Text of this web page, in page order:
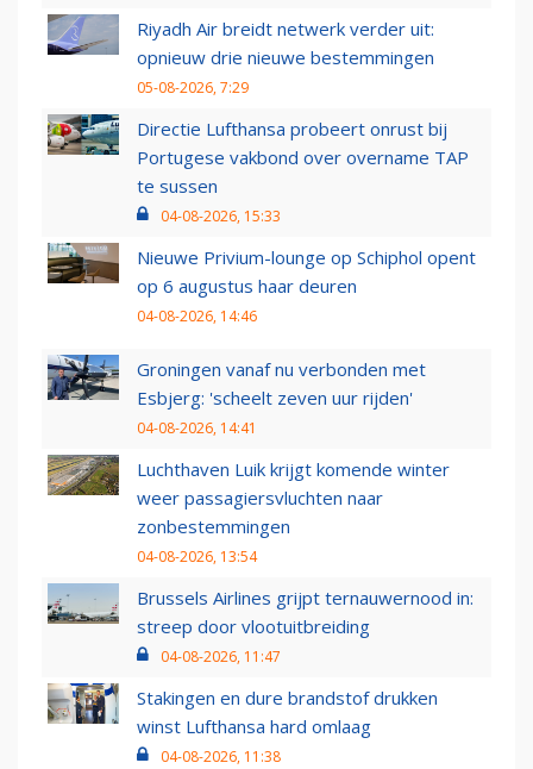
Riyadh Air breidt netwerk verder uit:
opnieuw drie nieuwe bestemmingen
05-08-2026, 7:29
Directie Lufthansa probeert onrust bij
Portugese vakbond over overname TAP
te sussen
04-08-2026, 15:33
Nieuwe Privium-lounge op Schiphol opent
op 6 augustus haar deuren
04-08-2026, 14:46
Groningen vanaf nu verbonden met
Esbjerg: 'scheelt zeven uur rijden'
04-08-2026, 14:41
Luchthaven Luik krijgt komende winter
weer passagiersvluchten naar
zonbestemmingen
04-08-2026, 13:54
Brussels Airlines grijpt ternauwernood in:
streep door vlootuitbreiding
04-08-2026, 11:47
Stakingen en dure brandstof drukken
winst Lufthansa hard omlaag
04-08-2026, 11:38